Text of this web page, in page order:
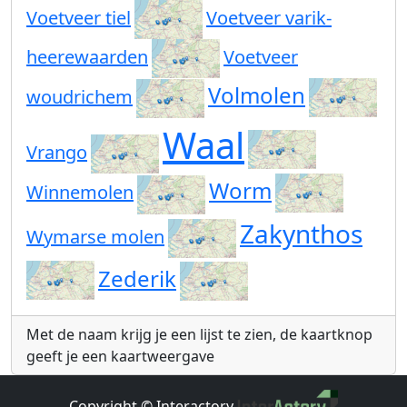
Voetveer tiel
Voetveer varik-
heerewaarden
Voetveer
woudrichem
Volmolen
Vrango Waal
Winnemolen Worm
Wymarse molen Zakynthos
Zederik
Met de naam krijg je een lijst te zien, de kaartknop
geeft je een kaartweergave